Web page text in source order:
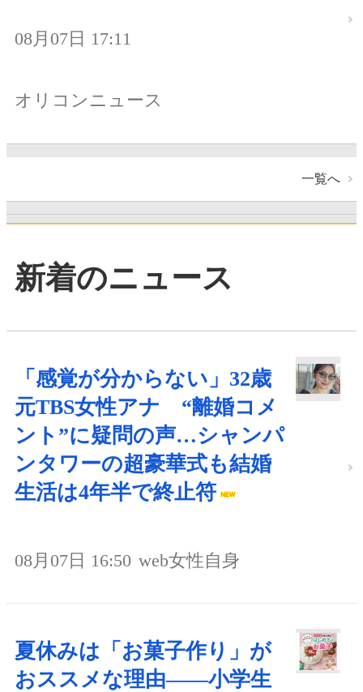
08月07日 17:11
オリコンニュース
一覧へ
新着のニュース
「感覚が分からない」32歳
元TBS女性アナ “離婚コメ
ント”に疑問の声…シャンパ
ンタワーの超豪華式も結婚
生活は4年半で終止符
08月07日 16:50 web女性自身
夏休みは「お菓子作り」が
おススメな理由――小学生